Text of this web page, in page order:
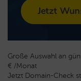
Große Auswahl an
€ /Monat
Jetzt Domain-Check